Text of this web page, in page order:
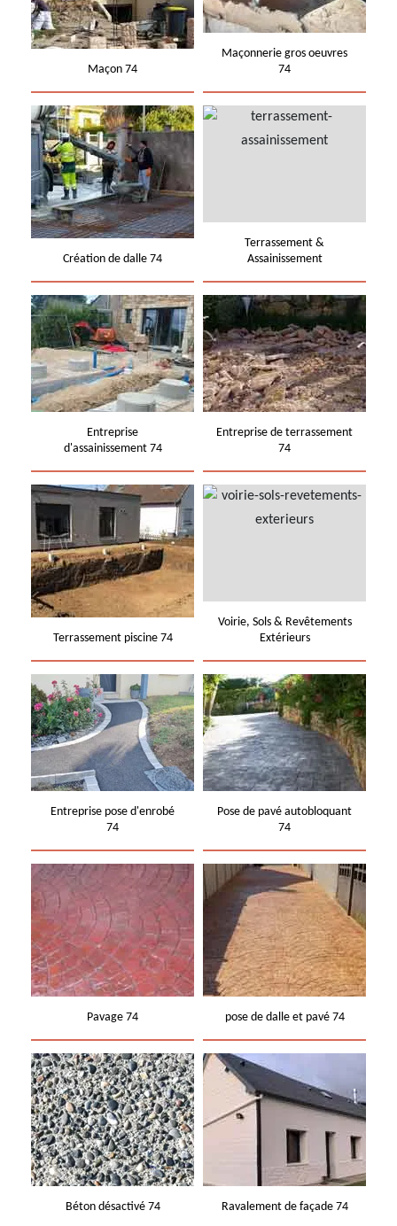
Maçon 74
Maçonnerie gros oeuvres
74
Création de dalle 74
Terrassement &
Assainissement
Entreprise
d'assainissement 74
Entreprise de terrassement
74
Terrassement piscine 74
Voirie, Sols & Revêtements
Extérieurs
Entreprise pose d'enrobé
74
Pose de pavé autobloquant
74
Pavage 74 pose de dalle et pavé 74
Béton désactivé 74 Ravalement de façade 74